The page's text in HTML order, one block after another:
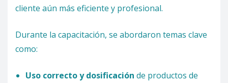
cliente aún más eficiente y profesional.
Durante la capacitación, se abordaron temas clave
como:
Uso correcto y dosificación de productos de